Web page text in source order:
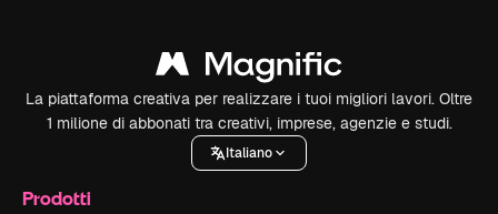
La piattaforma creativa per realizzare i tuoi migliori lavori. Oltre
1 milione di abbonati tra creativi, imprese, agenzie e studi.
Italiano
Prodotti